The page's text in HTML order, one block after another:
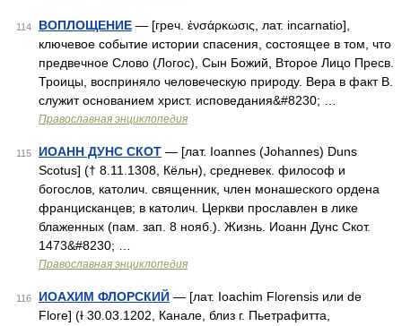
114 ВОПЛОЩЕНИЕ — [греч. ἐνσάρκωσις, лат. incarnatio],
ключевое событие истории спасения, состоящее в том, что
предвечное Слово (Логос), Сын Божий, Второе Лицо Пресв.
Троицы, восприняло человеческую природу. Вера в факт В.
служит основанием христ. исповедания&#8230; …
Православная энциклопедия
115 ИОАНН ДУНС СКОТ — [лат. Ioannes (Johannes) Duns
Scotus] († 8.11.1308, Кёльн), средневек. философ и
богослов, католич. священник, член монашеского ордена
францисканцев; в католич. Церкви прославлен в лике
блаженных (пам. зап. 8 нояб.). Жизнь. Иоанн Дунс Скот.
1473&#8230; …
Православная энциклопедия
116 ИОАХИМ ФЛОРСКИЙ — [лат. Ioachim Florensis или de
Flore] (Ɨ 30.03.1202, Канале, близ г. Пьетрафитта,